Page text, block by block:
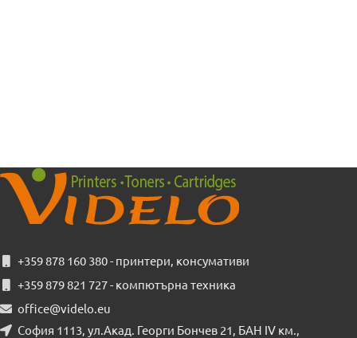
+359 878 160 380 - принтери, консумативи
+359 879 821 727 - компютърна техника
office@videlo.eu
София 1113, ул.Акад. Георги Бончев 21, БАН IV км.,